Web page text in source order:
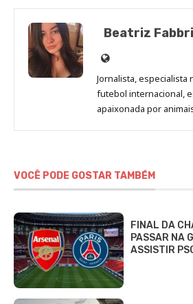
Beatriz Fabbri
Site
de
Beatriz
Fabbri
Jornalista, especialista
futebol internacional,
apaixonada por
VOCÊ PODE GOSTAR TAMBÉM
FINAL DA
PASSAR NA
ASSISTIR